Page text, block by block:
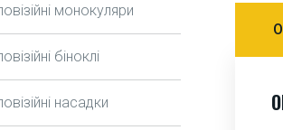
монокуляри
біноклі
насадки